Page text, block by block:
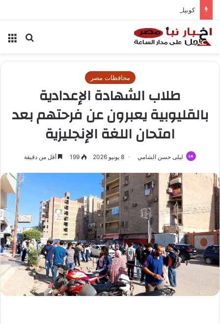
كوبيك يسجل إنجازاً تاريخياً في المونديال
بحث
محافظات مصر
طلاب الشهادة الإعدادية
بالقليوبية يعبرون عن فرحتهم بعد
امتحان اللغة الإنجليزية
ليلى حسن الشامي 8 يونيو 2026 199 أقل من دقيقة